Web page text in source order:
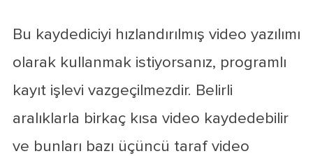
Bu kaydediciyi hızlandırılmış video yazılımı
olarak kullanmak istiyorsanız, programlı
kayıt işlevi vazgeçilmezdir. Belirli
aralıklarla birkaç kısa video kaydedebilir
ve bunları bazı üçüncü taraf video